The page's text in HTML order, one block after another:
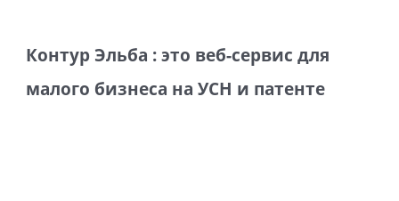
Контур Эльба : это веб-сервис для
малого бизнеса на УСН и патенте